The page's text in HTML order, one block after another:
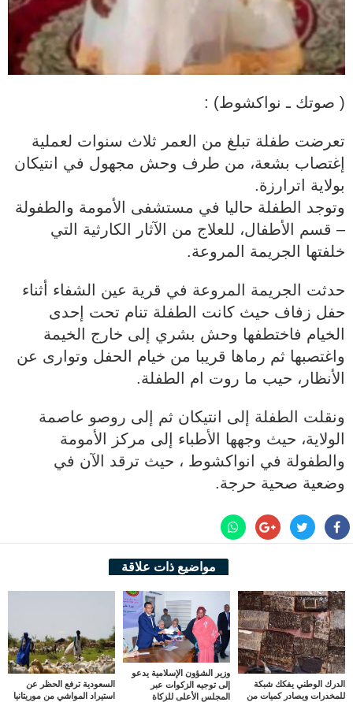
( صوتك ـ نواكشوط) :
تعرضت طفلة تبلغ من العمر ثلاث سنوات لعملية
إغتصاب بشعة، من طرف وحش مجهول في انتيكان
بولاية اترارزة.
وتوجد الطفلة حاليا في مستشفى الأمومة والطفولة
– قسم الأطفال، للعلاج من الآثار الكارثية التي
خلفتها الجريمة المروعة.
حدثت الجريمة المروعة في قرية عين الشفاء أثناء
حفل زفاف حيث كانت الطفلة تنام تحت إحدى
الخيام فاختطفها وحش بشري إلى خارج الخيمة
واغتصبها ثم رماها قريبا من خيام الحفل وتوارى عن
الأنظار، حيب ما روت ام الطفلة.
ونقلت الطفلة إلى انتيكان ثم إلى روصو عاصمة
الولاية، حيث وجهها الأطباء إلى مركز الأمومة
والطفولة في انواكشوط ، حيث ترقد الآن في
وضعية صحية حرجة.
مواضيع ذات علاقة
الدرك الوطني يفكك شبكة
للمخدرات ويصادر كميات من
وزير الشؤون الإسلامية يدعو
إلى توجيه الزكوات عبر
المجلس الأعلى للزكاة
السعودية ترفع الحظر عن
استيراد المواشي من موريتانيا